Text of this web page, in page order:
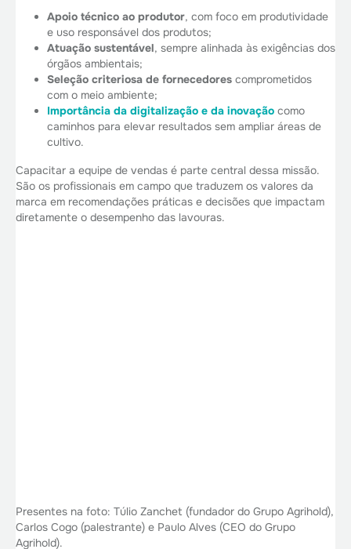
Apoio técnico ao produtor, com foco em produtividade
e uso responsável dos produtos;
Atuação sustentável, sempre alinhada às exigências dos
órgãos ambientais;
Seleção criteriosa de fornecedores comprometidos
com o meio ambiente;
Importância da digitalização e da inovação como
caminhos para elevar resultados sem ampliar áreas de
cultivo.
Capacitar a equipe de vendas é parte central dessa missão.
São os profissionais em campo que traduzem os valores da
marca em recomendações práticas e decisões que impactam
diretamente o desempenho das lavouras.
Presentes na foto: Túlio Zanchet (fundador do Grupo Agrihold),
Carlos Cogo (palestrante) e Paulo Alves (CEO do Grupo
Agrihold).